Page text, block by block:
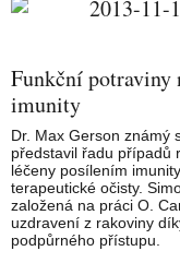
Funkční potraviny
imunity
Dr. Max Gerson známý
představil řadu případů
léčeny posílením
terapeutické očisty.
založená na práci O.
uzdravení z rakoviny
podpůrného přístupu.